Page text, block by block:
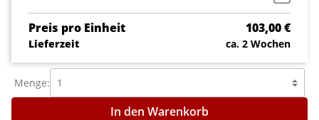
Preis pro Einheit 103,00 €
Lieferzeit ca. 2 Wochen
Menge:
In den Warenkorb